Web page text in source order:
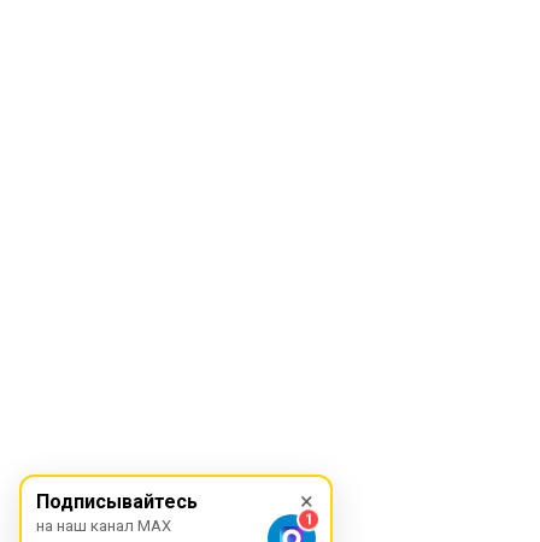
×
Подписывайтесь
на наш канал MAX 1